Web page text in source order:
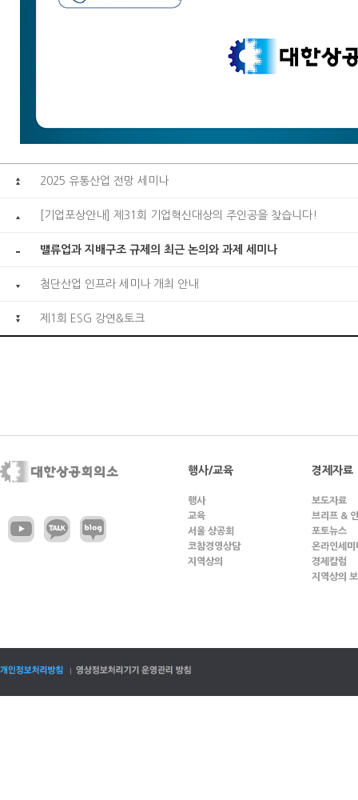
2025 유통산업 전망 세미나
[기업포상안내] 제31회 기업혁신대상의 주인공을 찾습니다!
밸류업과 지배구조 규제의 최근 논의와 과제 세미나
첨단산업 인프라 세미나 개최 안내
제1회 ESG 강연&토크
행사/교육
행사
교육
서울 상공회
코참경영상담
지역상의
경제자료
보도자료
브리프 &
포토뉴스
온라인세미
경제칼럼
지역상의